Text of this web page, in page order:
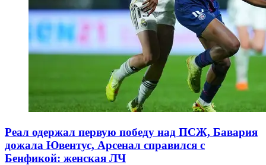
Реал одержал первую победу над ПСЖ, Бавария
дожала Ювентус, Арсенал справился с
Бенфикой: женская ЛЧ